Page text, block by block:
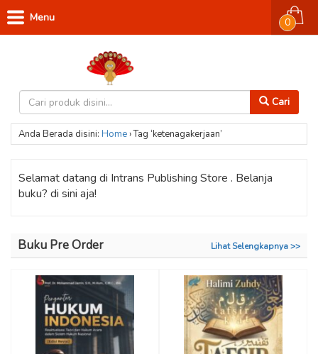
Cari
0
Menu
Anda Berada disini: Home›Tag ‘ketenagakerjaan’
Selamat datang di Intrans Publishing Store . Belanja
buku? di sini aja!
Buku Pre Order Lihat Selengkapnya >>